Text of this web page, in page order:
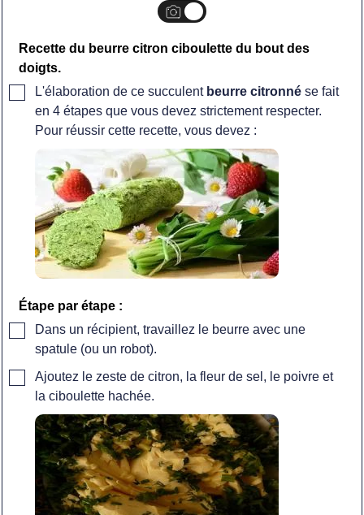
Recette du beurre citron ciboulette du bout des
doigts.
▢L'élaboration de ce succulentbeurre citronné se fait
en 4 étapes que vous devez strictement respecter.
Pour réussir cette recette, vous devez :
Étape par étape :
▢
Dans un récipient, travaillez le beurre avec une
spatule (ou un robot).
▢
Ajoutez le zeste de citron, la fleur de sel, le poivre et
la ciboulette hachée.